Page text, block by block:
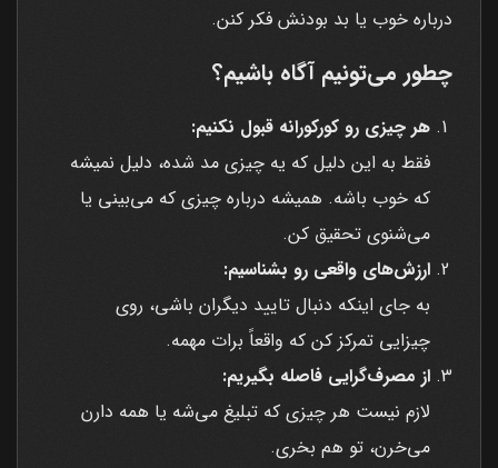
درباره خوب یا بد بودنش فکر کنن.
چطور می‌تونیم آگاه باشیم؟
هر چیزی رو کورکورانه قبول نکنیم:
فقط به این دلیل که یه چیزی مد شده، دلیل نمیشه
که خوب باشه. همیشه درباره چیزی که می‌بینی یا
می‌شنوی تحقیق کن.
ارزش‌های واقعی رو بشناسیم:
به جای اینکه دنبال تایید دیگران باشی، روی
چیزایی تمرکز کن که واقعاً برات مهمه.
از مصرف‌گرایی فاصله بگیریم:
لازم نیست هر چیزی که تبلیغ می‌شه یا همه دارن
می‌خرن، تو هم بخری.